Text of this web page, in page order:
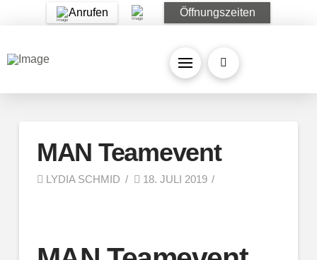
Anrufen Öffnungszeiten
MAN Teamevent
LYDIA SCHMID 18. JULI 2019